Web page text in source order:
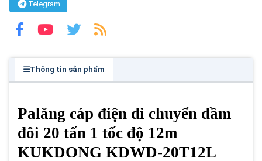
Telegram
Thông tin sản phẩm
Palăng cáp điện di chuyển dầm
đôi 20 tấn 1 tốc độ 12m
KUKDONG KDWD-20T12L